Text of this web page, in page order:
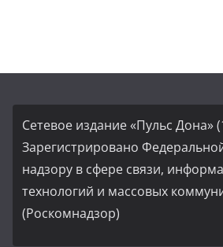
Сетевое издание «Пульс Дона»
Зарегистрировано
надзору в сфере связи,
технологий и массовых
(Роскомнадзор)